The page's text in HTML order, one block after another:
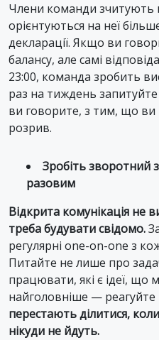
Члени команди зчитують
орієнтуються на неї
декларації. Якщо ви
балансу, але самі
23:00, команда зробить
раз на тиждень запитуйте
ви говорите, з тим, що
розрив.
Зробіть зворотний
разовим
Відкрита комунікація не
треба будувати свідомо.
регулярні one-on-one з
Питайте не лише про
працювати, які є ідеї, що
найголовніше — реагуйте
перестають ділитися,
нікуди не йдуть.